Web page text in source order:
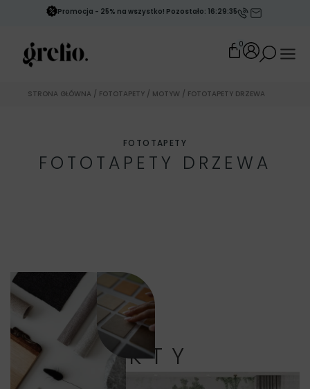
Promocja - 25% na wszystko! Pozostało: 16:29:32
0
STRONA GŁÓWNA / FOTOTAPETY / MOTYW / FOTOTAPETY DRZEWA
FOTOTAPETY
FOTOTAPETY DRZEWA
PRODUKTY